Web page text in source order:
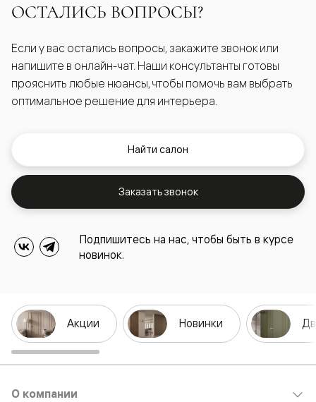
ОСТАЛИСЬ ВОПРОСЫ?
Если у вас остались вопросы, закажите звонок или
напишите в онлайн-чат. Наши консультанты готовы
прояснить любые нюансы, чтобы помочь вам выбрать
оптимальное решение для интерьера.
Найти салон
Заказать звонок
Подпишитесь на нас, чтобы быть в курсе
новинок.
Акции Новинки
О компании